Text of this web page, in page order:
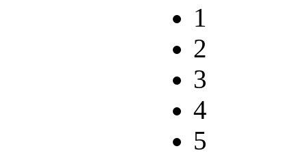
1
2
3
4
5